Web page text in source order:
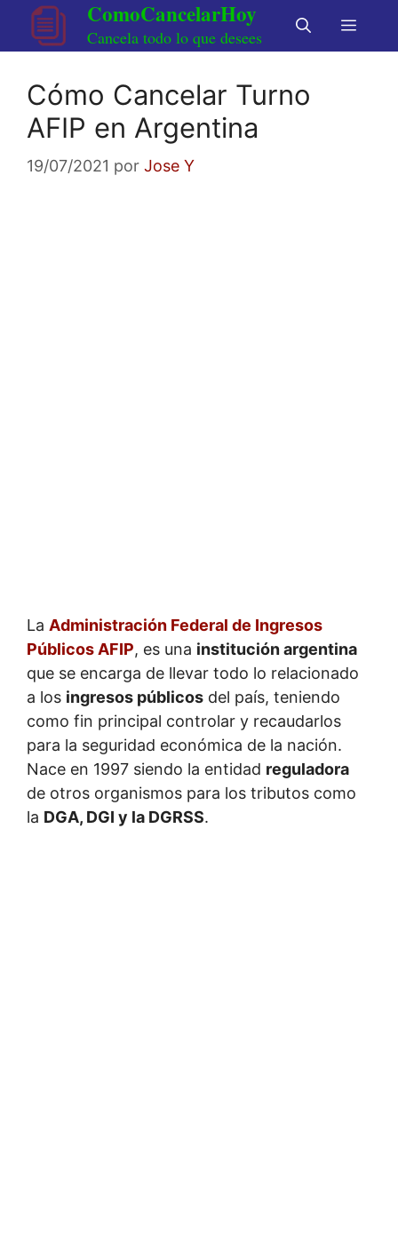
Saltar
ComoCancelarHoy
Cancela todo lo que desees
Menú
Cómo Cancelar Turno
AFIP en Argentina
19/07/2021 por Jose Y
La Administración Federal de Ingresos
Públicos AFIP, es una institución argentina
que se encarga de llevar todo lo relacionado
a los ingresos públicos del país, teniendo
como fin principal controlar y recaudarlos
para la seguridad económica de la nación.
Nace en 1997 siendo la entidad reguladora
de otros organismos para los tributos como
la DGA, DGI y la DGRSS.